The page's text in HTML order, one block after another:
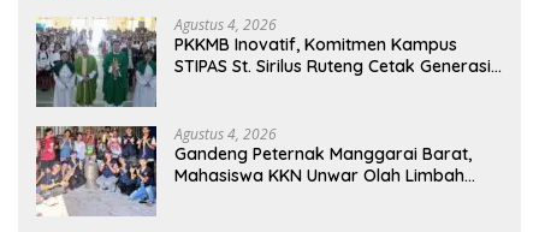
Agustus 4, 2026
PKKMB Inovatif, Komitmen Kampus
STIPAS St. Sirilus Ruteng Cetak Generasi
Agustus 4, 2026
Gandeng Peternak Manggarai Barat,
Mahasiswa KKN Unwar Olah Limbah